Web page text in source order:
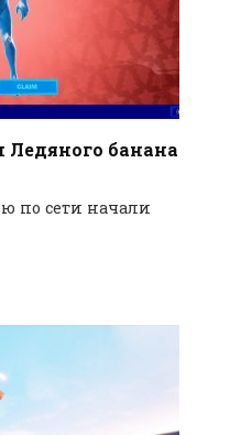
банана
по сети начали